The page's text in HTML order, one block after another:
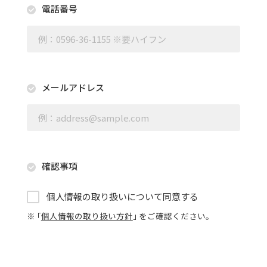
電話番号
メールアドレス
確認事項
個人情報の取り扱いについて同意する
※ ｢個人情報の取り扱い方針 ｣ をご確認ください。